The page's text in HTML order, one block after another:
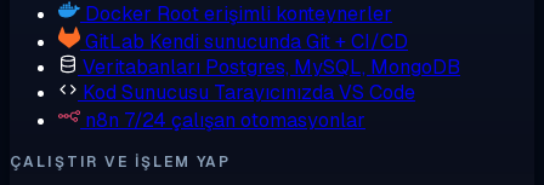
Docker Root erişimli konteynerler
GitLab Kendi sunucunda Git + CI/CD
Veritabanları Postgres, MySQL, MongoDB
Kod Sunucusu Tarayıcınızda VS Code
n8n 7/24 çalışan otomasyonlar
ÇALIŞTIR VE IŞLEM YAP